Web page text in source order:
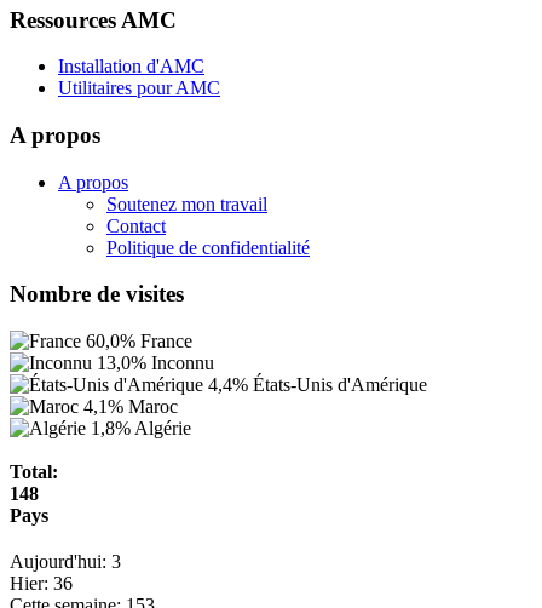
Ressources AMC
Installation d'AMC
Utilitaires pour AMC
A propos
A propos
Soutenez mon travail
Contact
Politique de confidentialité
Nombre de visites
60,0% France
13,0% Inconnu
4,4% États-Unis d'Amérique
4,1% Maroc
1,8% Algérie
Total:
148
Pays
Aujourd'hui: 3
Hier: 36